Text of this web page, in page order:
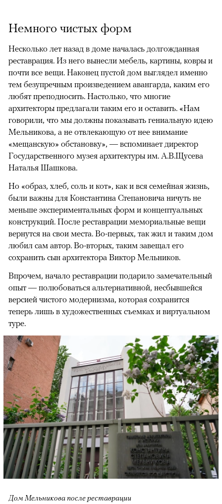
Немного чистых форм
Несколько лет назад в доме началась долгожданная
реставрация. Из него вынесли мебель, картины, ковры и
почти все вещи. Наконец пустой дом выглядел именно
тем безупречным произведением авангарда, каким его
любят преподносить. Настолько, что многие
архитекторы предлагали таким его и оставить. «Нам
говорили, что мы должны показывать гениальную идею
Мельникова, а не отвлекающую от нее внимание
«мещанскую» обстановку», — вспоминает директор
Государственного музея архитектуры им. А.В.Щусева
Наталья Шашкова.
Но «образ, хлеб, соль и кот», как и вся семейная жизнь,
были важны для Константина Степановича ничуть не
меньше экспериментальных форм и концептуальных
конструкций. После реставрации мемориальные вещи
вернутся на свои места. Во-первых, так жил и таким дом
любил сам автор. Во-вторых, таким завещал его
сохранить сын архитектора Виктор Мельников.
Впрочем, начало реставрации подарило замечательный
опыт — полюбоваться альтернативной, несбывшейся
версией чистого модернизма, которая сохранится
теперь лишь в художественных съемках и виртуальном
туре.
Дом Мельникова после реставрации